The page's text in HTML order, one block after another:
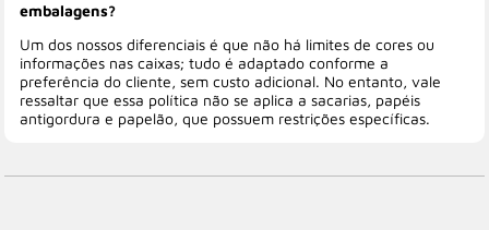
embalagens?
Um dos nossos diferenciais é que não há limites de cores ou
informações nas caixas; tudo é adaptado conforme a
preferência do cliente, sem custo adicional. No entanto, vale
ressaltar que essa política não se aplica a sacarias, papéis
antigordura e papelão, que possuem restrições específicas.